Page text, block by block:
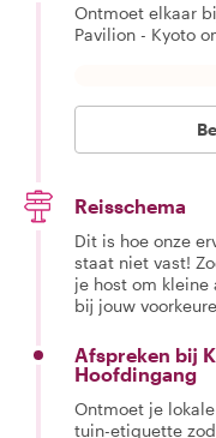
Ontmoet elkaar
Pavilion - Kyoto
Reisschema
Dit is hoe onze
staat niet vast!
je host om kleine
bij jouw
Afspreken bij
Hoofdingang
Ontmoet je
tuin-etiquette